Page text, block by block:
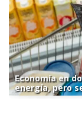
Economía en
energía, pero